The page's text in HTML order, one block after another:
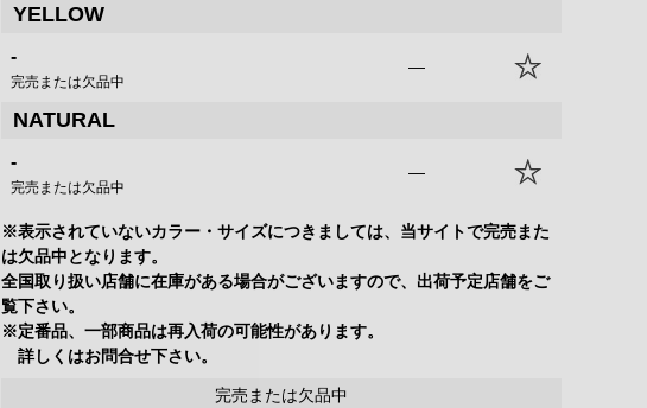
YELLOW
-
完売または欠品中
—
NATURAL
-
完売または欠品中
—
※表示されていないカラー・サイズにつきましては、当サイトで完売また
は欠品中となります。
全国取り扱い店舗に在庫がある場合がございますので、出荷予定店舗をご
覧下さい。
※定番品、一部商品は再入荷の可能性があります。
詳しくはお問合せ下さい。
完売または欠品中